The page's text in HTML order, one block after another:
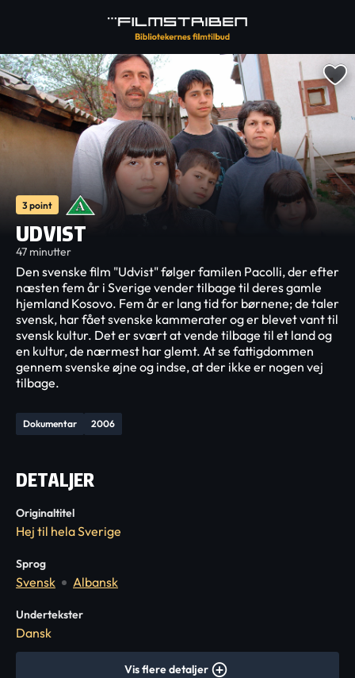
3 point
UDVIST
47 minutter
Dokumentar 2006
Den svenske film "Udvist" følger familen Pacolli, der efter
næsten fem år i Sverige vender tilbage til deres gamle
hjemland Kosovo. Fem år er lang tid for børnene; de taler
svensk, har fået svenske kammerater og er blevet vant til
svensk kultur. Det er svært at vende tilbage til et land og
en kultur, de nærmest har glemt. At se fattigdommen
gennem svenske øjne og indse, at der ikke er nogen vej
tilbage.
DETALJER
Originaltitel
Hej til hela Sverige
Sprog
Svensk Albansk
Undertekster
Dansk
Vis flere detaljer